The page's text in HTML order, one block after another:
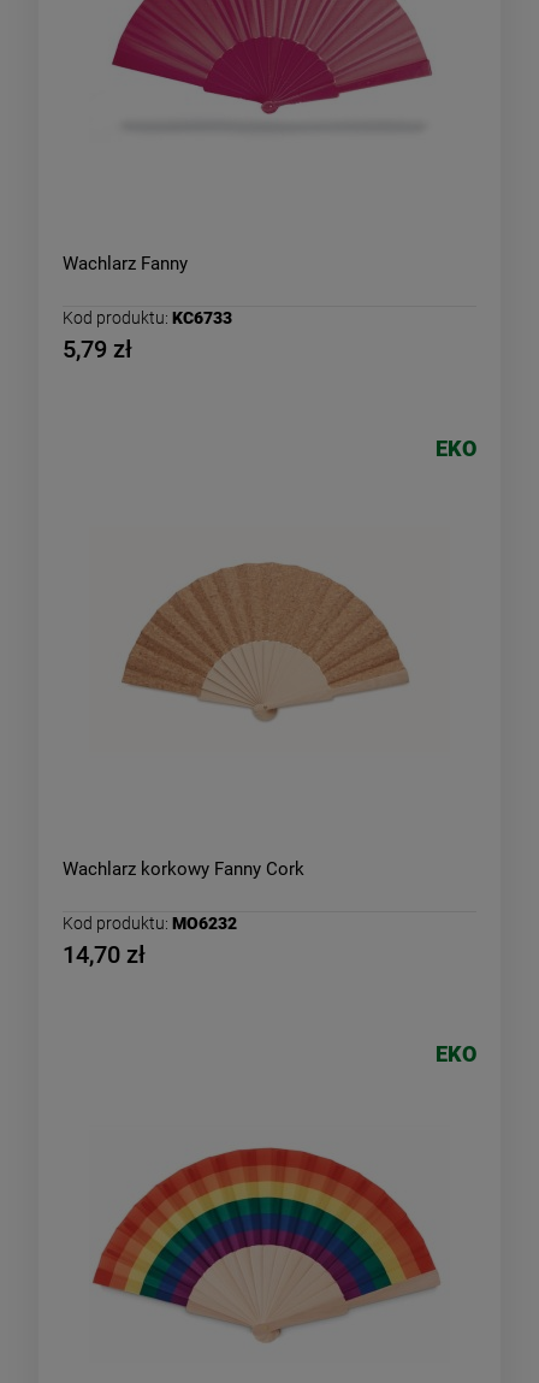
Wachlarz Fanny
Kod produktu: KC6733
5,79 zł
Wachlarz korkowy Fanny Cork
Kod produktu: MO6232
14,70 zł
EKO
EKO